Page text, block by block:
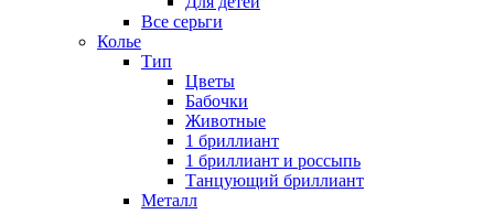
Все серьги
Колье
Тип
Цветы
Бабочки
Животные
1 бриллиант
1 бриллиант и россыпь
Танцующий бриллиант
Металл